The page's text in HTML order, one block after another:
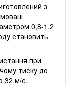
з
0,8-1,2
становить
при
тиску до
32 м/с.